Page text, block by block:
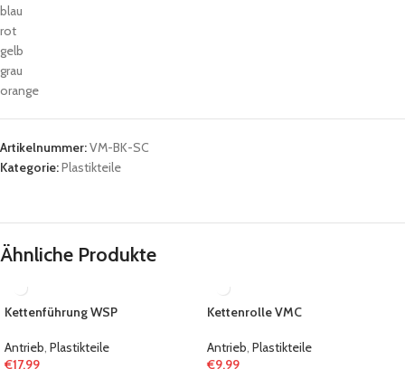
blau
rot
gelb
grau
orange
Artikelnummer:VM-BK-SC
Kategorie:Plastikteile
Ähnliche Produkte
Kettenführung WSP
Antrieb, Plastikteile
€17.99
Kettenrolle VMC
Antrieb, Plastikteile
€9.99